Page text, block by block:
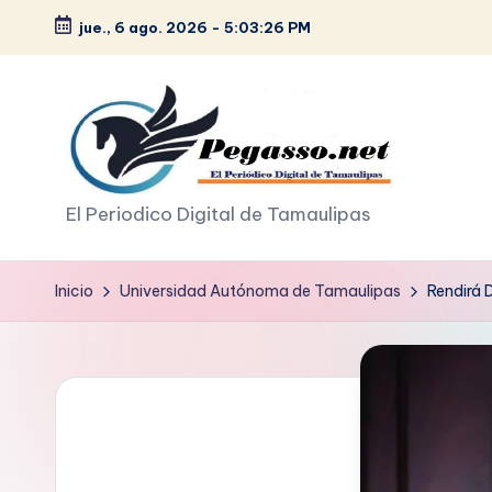
Saltar
contenido
jue., 6 ago. 2026 - 5:03:28 PM
p
e
g
El Periodico Digital de Tamaulipas
Inicio Universidad Autónoma de Tamaulipas Rendirá